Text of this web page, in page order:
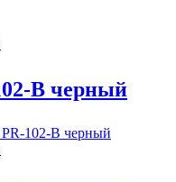
B черный